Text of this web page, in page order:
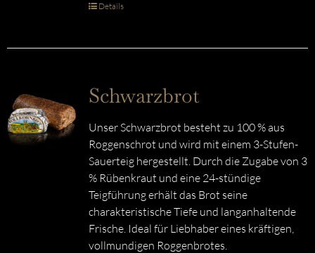
Details
Schwarzbrot
Unser Schwarzbrot besteht zu 100 % aus
Roggenschrot und wird mit einem 3-Stufen-
Sauerteig hergestellt. Durch die Zugabe von 3
% Rübenkraut und eine 24-stündige
Teigführung erhält das Brot seine
charakteristische Tiefe und langanhaltende
Frische. Ideal für Liebhaber eines kräftigen,
vollmundigen Roggenbrotes.